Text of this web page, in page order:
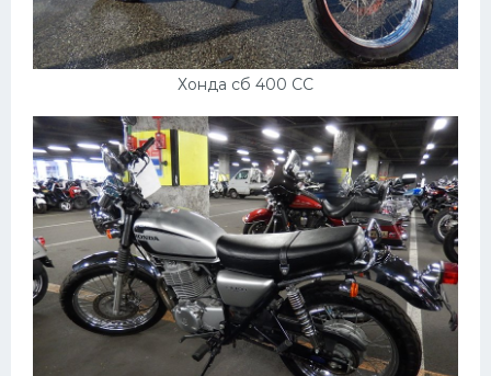
Хонда сб 400 СС